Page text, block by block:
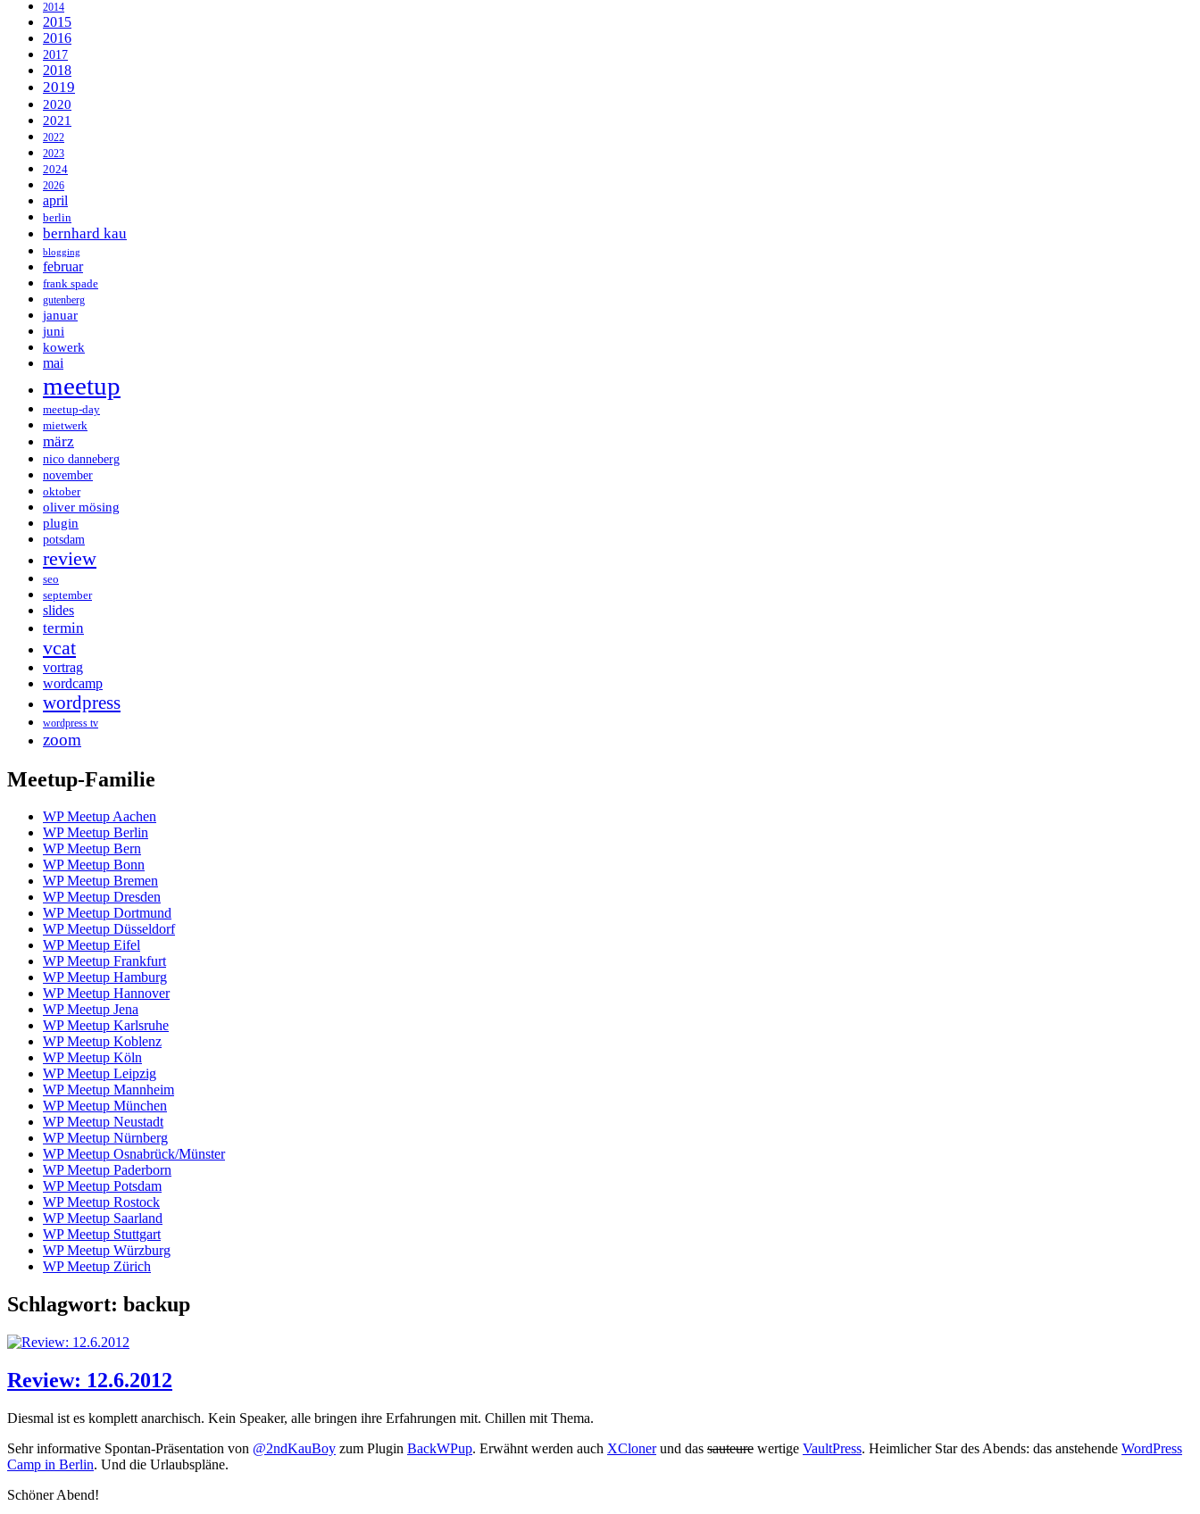
2014
2015
2016
2017
2018
2019
2020
2021
2022
2023
2024
2026
april
berlin
bernhard kau
blogging
februar
frank spade
gutenberg
januar
juni
kowerk
mai
meetup
meetup-day
mietwerk
märz
nico danneberg
november
oktober
oliver mösing
plugin
potsdam
review
seo
september
slides
termin
vcat
vortrag
wordcamp
wordpress
wordpress tv
zoom
Meetup-Familie
WP Meetup Aachen
WP Meetup Berlin
WP Meetup Bern
WP Meetup Bonn
WP Meetup Bremen
WP Meetup Dresden
WP Meetup Dortmund
WP Meetup Düsseldorf
WP Meetup Eifel
WP Meetup Frankfurt
WP Meetup Hamburg
WP Meetup Hannover
WP Meetup Jena
WP Meetup Karlsruhe
WP Meetup Koblenz
WP Meetup Köln
WP Meetup Leipzig
WP Meetup Mannheim
WP Meetup München
WP Meetup Neustadt
WP Meetup Nürnberg
WP Meetup Osnabrück/Münster
WP Meetup Paderborn
WP Meetup Potsdam
WP Meetup Rostock
WP Meetup Saarland
WP Meetup Stuttgart
WP Meetup Würzburg
WP Meetup Zürich
Schlagwort: backup
Review: 12.6.2012
Diesmal ist es komplett anarchisch. Kein Speaker, alle bringen ihre Erfahrungen mit. Chillen mit Thema.
Sehr informative Spontan-Präsentation von @2ndKauBoy zum Plugin BackWPup. Erwähnt werden auch XClonerund das sauteure wertige VaultPress. Heimlicher Star des Abends: das anstehende WordPress
Camp in Berlin. Und die Urlaubspläne.
Schöner Abend!